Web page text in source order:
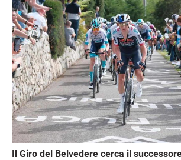
Il Giro del Belvedere cerca il